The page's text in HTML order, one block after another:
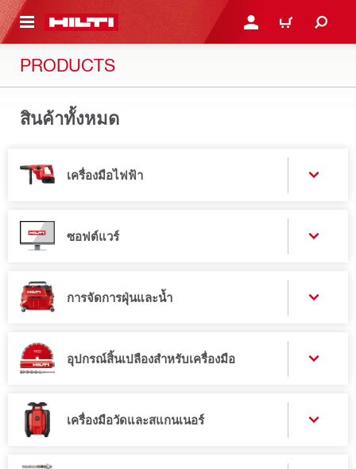
CONTENT เข้าสู่ระบบหรือลงทะเบียนเ
ตะกร้าสินค้า
PRODUCTS
สินค้าทั้งหมด
เครื่องมือไฟฟ้า
ซอฟต์แวร์
การจัดการฝุ่นและน้ำ
อุปกรณ์สิ้นเปลืองสำหรับเครื่องมือ
เครื่องมือวัดและสแกนเนอร์